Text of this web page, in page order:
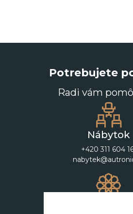
Potrebujete
Radi vám
Nábytok
+420 311 604